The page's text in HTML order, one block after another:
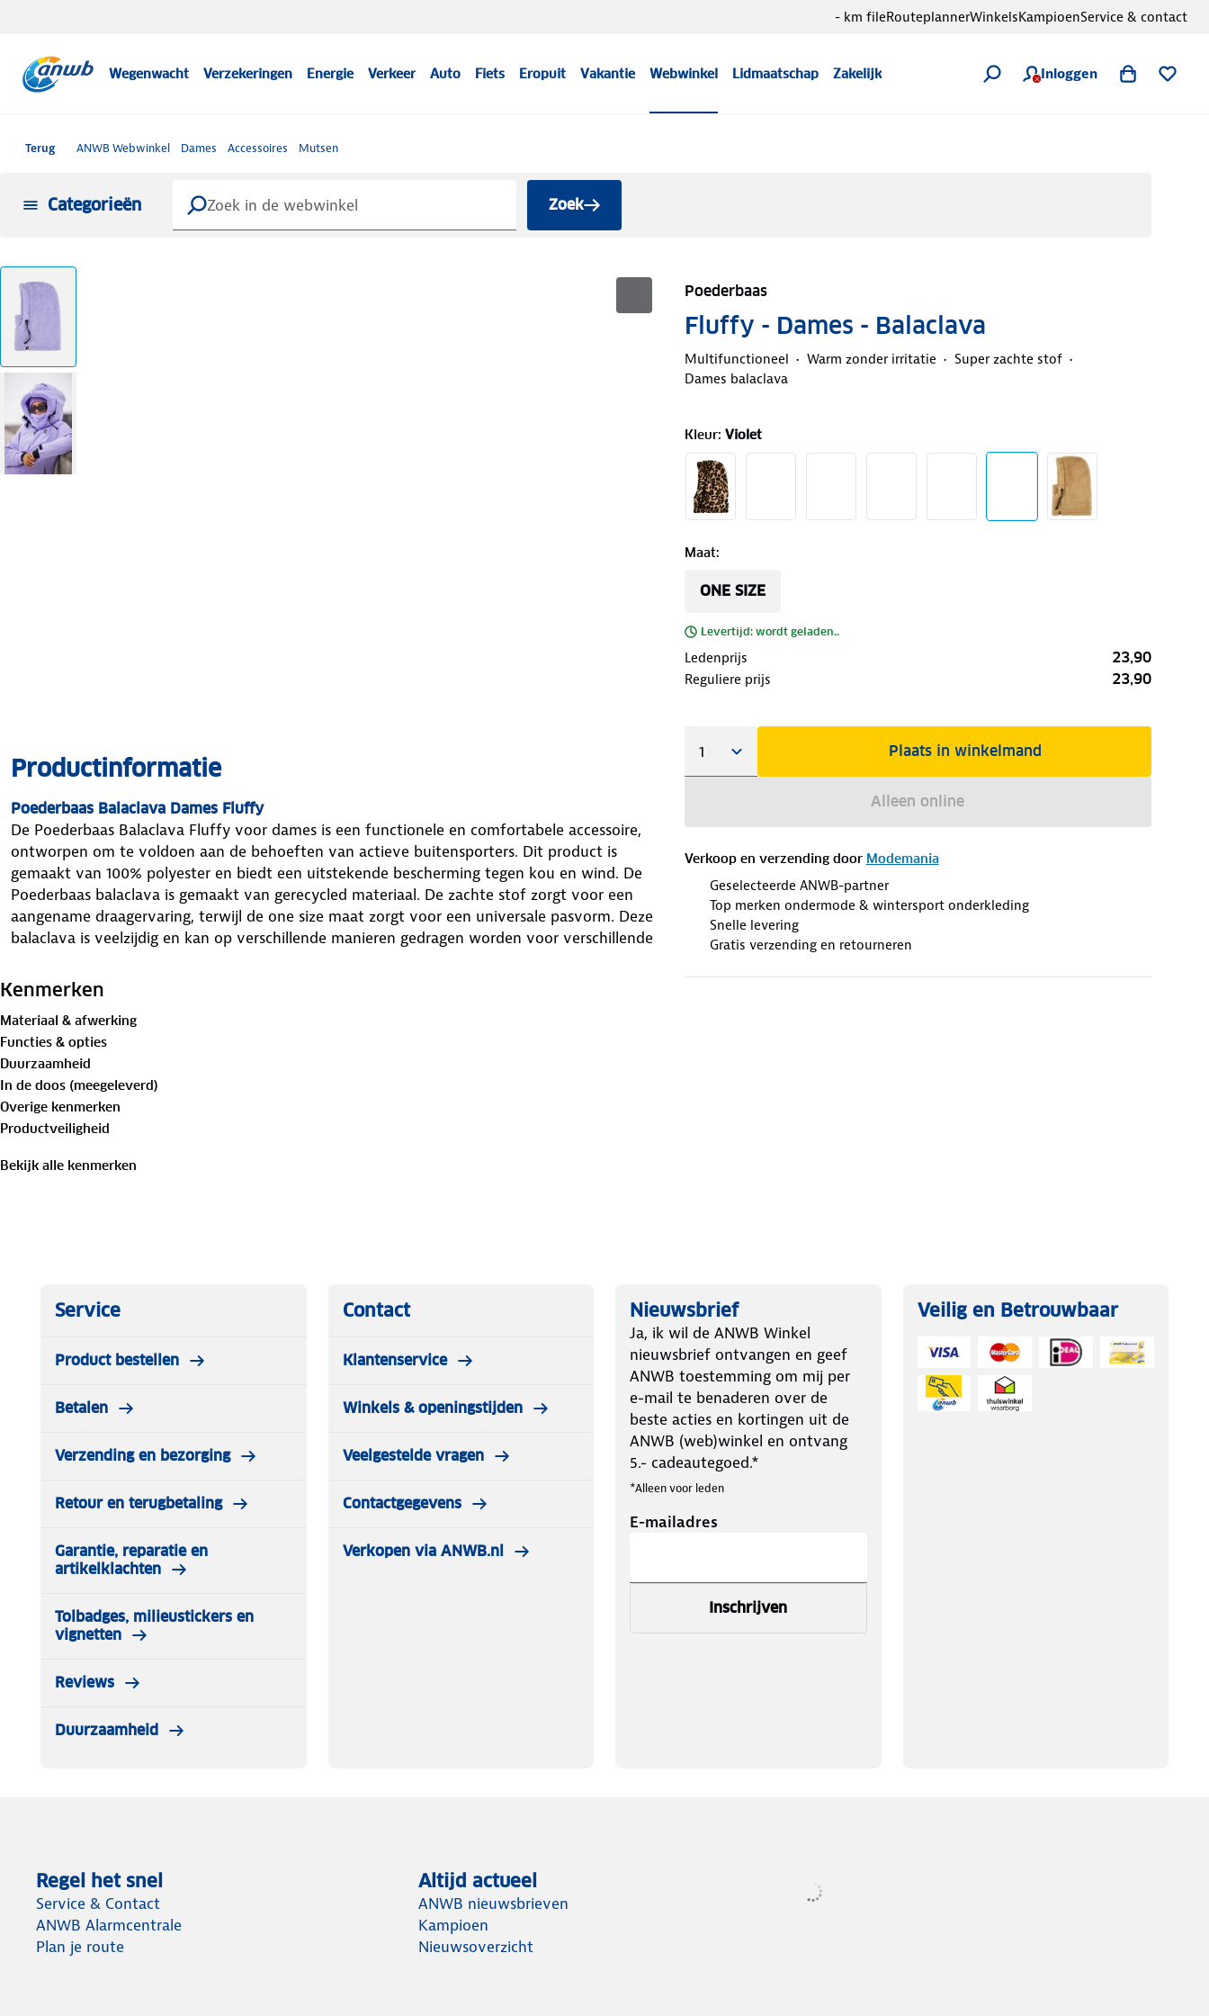
Wegenwacht Verzekeringen Energie Verkeer Auto Fiets Eropuit Vakantie Webwinkel Lidmaatschap Zakelijk Inloggen
- km fileRouteplannerWinkelsKampioenService & contact
Terug ANWB Webwinkel Dames Accessoires Mutsen
Categorieën Zoek
Poederbaas
Fluffy - Dames - Balaclava
Multifunctioneel Warm zonder irritatie
Super zachte stof
Dames balaclava
Kleur: Violet
Maat:
ONE SIZE
Levertijd: wordt geladen..
Ledenprijs 23,90
Reguliere prijs 23,90
Plaats in winkelmand
Alleen online
Verkoop en verzending door Modemania
Geselecteerde ANWB-partner
Top merken ondermode & wintersport onderkleding
Snelle levering
Gratis verzending en retourneren
Productinformatie
Poederbaas Balaclava Dames Fluffy
De Poederbaas Balaclava Fluffy voor dames is een functionele en comfortabele accessoire,
ontworpen om te voldoen aan de behoeften van actieve buitensporters. Dit product is
gemaakt van 100% polyester en biedt een uitstekende bescherming tegen kou en wind. De
Poederbaas balaclava is gemaakt van gerecycled materiaal. De zachte stof zorgt voor een
aangename draagervaring, terwijl de one size maat zorgt voor een universale pasvorm. Deze
balaclava is veelzijdig en kan op verschillende manieren gedragen worden voor verschillende
Eigenschappen van Poederbaas Balaclava Dames Fluffy
Merk : Poederbaas
Model: Balaclava Fluffy
Materiaal: 100% Polyester
Maat: One size
Super zachte stof voor meer draagcomfort
Gemaakt van gerecycleerde materialen
Multifunctioneel
Kenmerken
Materiaal & afwerking
Functies & opties
Duurzaamheid
In de doos (meegeleverd)
Overige kenmerken
Productveiligheid
Bekijk alle kenmerken
Service
Product bestellen
Betalen
Verzending en bezorging
Retour en terugbetaling
Garantie, reparatie en
artikelklachten
Tolbadges, milieustickers en
vignetten
Reviews
Duurzaamheid
Contact
Klantenservice
Winkels & openingstijden
Veelgestelde vragen
Contactgegevens
Verkopen via ANWB.nl
Nieuwsbrief
Ja, ik wil de ANWB Winkel
nieuwsbrief ontvangen en geef
ANWB toestemming om mij per
e-mail te benaderen over de
beste acties en kortingen uit de
ANWB (web)winkel en ontvang
5.- cadeautegoed.*
*Alleen voor leden
E-mailadres
Inschrijven
Veilig en Betrouwbaar
Regel het snel
Service & Contact
ANWB Alarmcentrale
Plan je route
Altijd actueel
ANWB nieuwsbrieven
Kampioen
Nieuwsoverzicht